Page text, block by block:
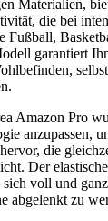
Materialien,
die bei
Fußball,
garantiert
Amazon Pro
anzupassen,
die
Der
sich voll und
abgelenkt zu